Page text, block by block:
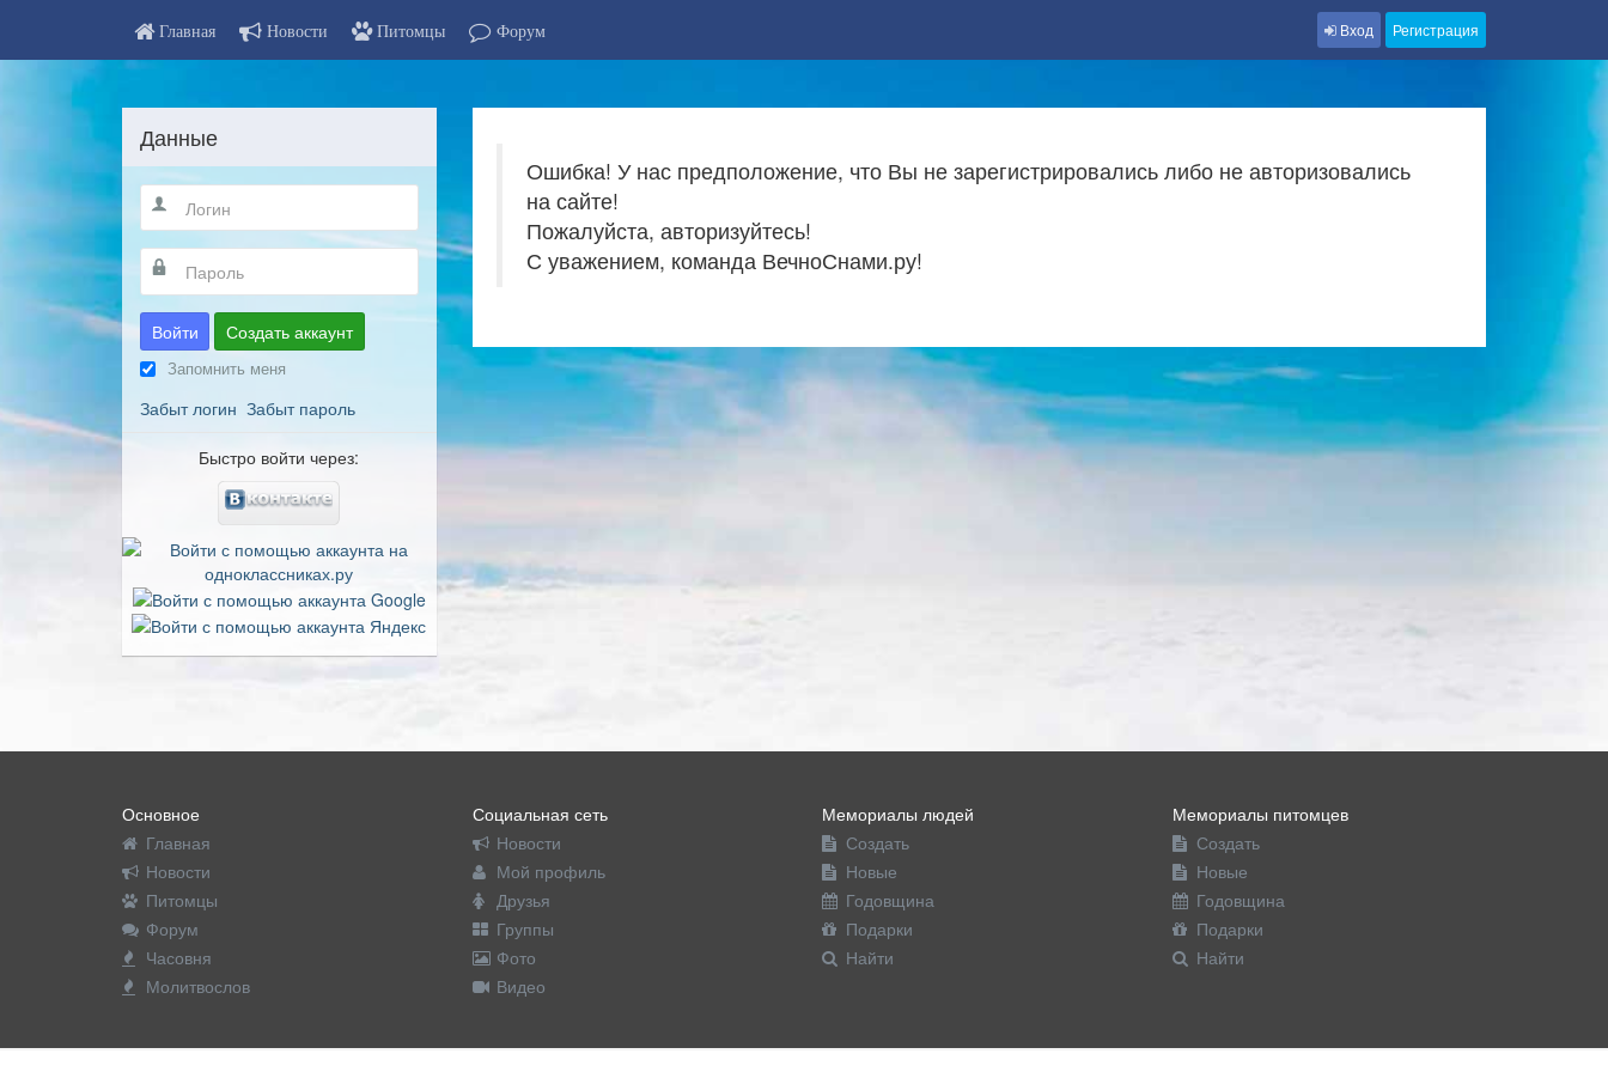
Главная Новости Питомцы Форум Вход Регистрация
Ошибка! У нас предположение, что Вы не зарегистрировались либо не авторизовались
на сайте!
Пожалуйста, авторизуйтесь!
С уважением, команда ВечноСнами.ру!
Данные
Войти Создать аккаунт
Запомнить меня
Забыт логин Забыт пароль
Быстро войти через:
Основное
Главная
Новости
Питомцы
Форум
Часовня
Молитвослов
Социальная сеть
Новости
Мой профиль
Друзья
Группы
Фото
Видео
Мемориалы людей
Создать
Новые
Годовщина
Подарки
Найти
Мемориалы питомцев
Создать
Новые
Годовщина
Подарки
Найти